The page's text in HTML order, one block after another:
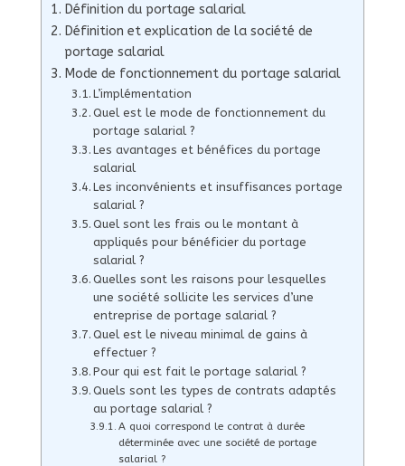
Définition du portage salarial
Définition et explication de la société de
portage salarial
Mode de fonctionnement du portage salarial
L’implémentation
Quel est le mode de fonctionnement du
portage salarial ?
Les avantages et bénéfices du portage
salarial
Les inconvénients et insuffisances portage
salarial ?
Quel sont les frais ou le montant à
appliqués pour bénéficier du portage
salarial ?
Quelles sont les raisons pour lesquelles
une société sollicite les services d’une
entreprise de portage salarial ?
Quel est le niveau minimal de gains à
effectuer ?
Pour qui est fait le portage salarial ?
Quels sont les types de contrats adaptés
au portage salarial ?
A quoi correspond le contrat à durée
déterminée avec une société de portage
salarial ?